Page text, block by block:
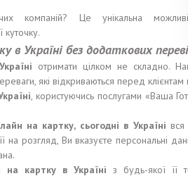
компаній? Це унікальна
куточку.
Україні без додаткових
їні отримати цілком не складно.
які відкриваються перед клієнтам
їні, користуючись послугами «Ваша
на картку, сьогодні в Україні
розгляд, Ви вказуєте персональні
на картку в Україні з будь-якої її